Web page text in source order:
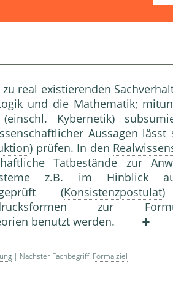
real existierenden
und die Mathematik;
(einschl. Kybernetik)
Aussagen lässt
) prüfen. In den
Tatbestände zur
e z.B. im Hinblick
geprüft (Konsistenzpostulat)
zur
n benutzt werden.
| Nächster Fachbegriff: Formalziel